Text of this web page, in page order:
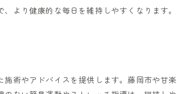
より健康的な毎日を維持しやすくなります
術やアドバイスを提供します。藤岡市や甘